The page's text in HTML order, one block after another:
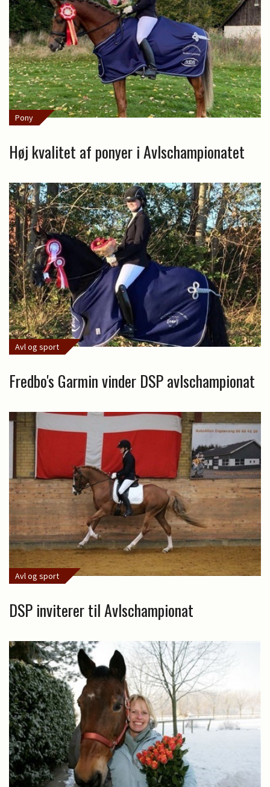
Pony
Høj kvalitet af ponyer i Avlschampionatet
Avl og sport
Fredbo's Garmin vinder DSP avlschampionat
Avl og sport
DSP inviterer til Avlschampionat